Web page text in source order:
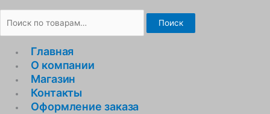
Поиск
Главная
О компании
Магазин
Контакты
Оформление заказа